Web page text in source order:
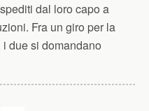
dal loro capo a
Fra un giro per la
due si domandano